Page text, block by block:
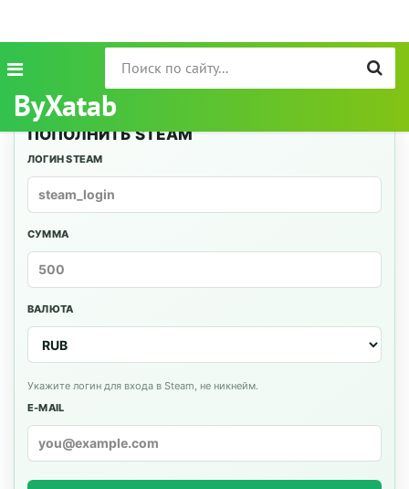
ByXatab
ПОПОЛНИТЬ STEAM
ЛОГИН STEAM
СУММА
ВАЛЮТА
Укажите логин для входа в Steam, не никнейм.
E-MAIL